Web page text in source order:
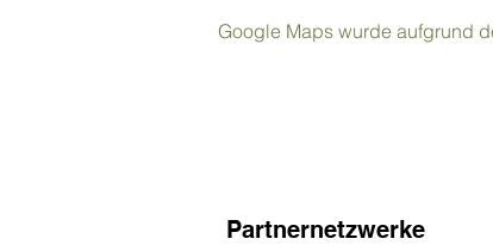
Google Maps wurde aufgrund
Partnernetzwerke